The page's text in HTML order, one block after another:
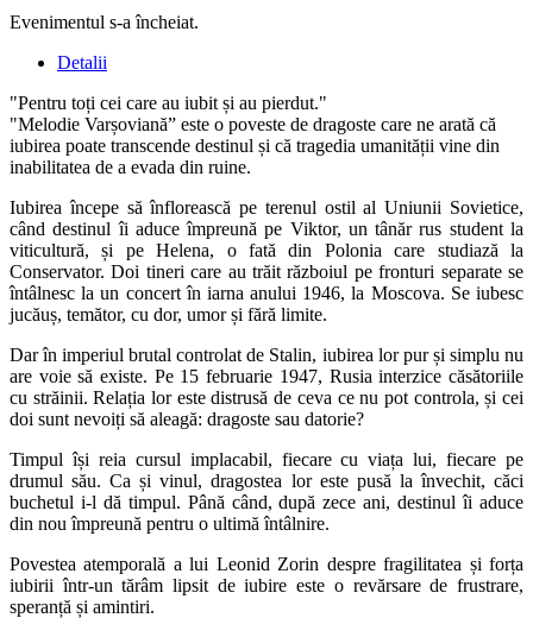
Evenimentul s-a încheiat.
Detalii
"Pentru toți cei care au iubit și au pierdut."
"Melodie Varșoviană” este o poveste de dragoste care ne arată că
iubirea poate transcende destinul și că tragedia umanității vine din
inabilitatea de a evada din ruine.
Iubirea începe să înflorească pe terenul ostil al Uniunii Sovietice,
când destinul îi aduce împreună pe Viktor, un tânăr rus student la
viticultură, și pe Helena, o fată din Polonia care studiază la
Conservator. Doi tineri care au trăit războiul pe fronturi separate se
întâlnesc la un concert în iarna anului 1946, la Moscova. Se iubesc
jucăuș, temător, cu dor, umor și fără limite.
Dar în imperiul brutal controlat de Stalin, iubirea lor pur și simplu nu
are voie să existe. Pe 15 februarie 1947, Rusia interzice căsătoriile
cu străinii. Relația lor este distrusă de ceva ce nu pot controla, și cei
doi sunt nevoiți să aleagă: dragoste sau datorie?
Timpul își reia cursul implacabil, fiecare cu viața lui, fiecare pe
drumul său. Ca și vinul, dragostea lor este pusă la învechit, căci
buchetul i-l dă timpul. Până când, după zece ani, destinul îi aduce
din nou împreună pentru o ultimă întâlnire.
Povestea atemporală a lui Leonid Zorin despre fragilitatea și forța
iubirii într-un tărâm lipsit de iubire este o revărsare de frustrare,
speranță și amintiri.